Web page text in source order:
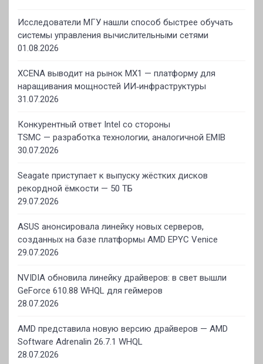
Исследователи МГУ нашли способ быстрее обучать
системы управления вычислительными сетями
01.08.2026
XCENA выводит на рынок MX1 — платформу для
наращивания мощностей ИИ‑инфраструктуры
31.07.2026
Конкурентный ответ Intel со стороны
TSMC — разработка технологии, аналогичной EMIB
30.07.2026
Seagate приступает к выпуску жёстких дисков
рекордной ёмкости — 50 ТБ
29.07.2026
ASUS анонсировала линейку новых серверов,
созданных на базе платформы AMD EPYC Venice
29.07.2026
NVIDIA обновила линейку драйверов: в свет вышли
GeForce 610.88 WHQL для геймеров
28.07.2026
AMD представила новую версию драйверов — AMD
Software Adrenalin 26.7.1 WHQL
28.07.2026